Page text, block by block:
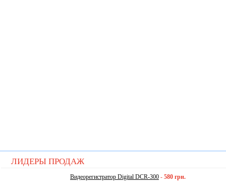
ЛИДЕРЫ ПРОДАЖ
Видеорегистратор Digital DCR-300 - 580 грн.